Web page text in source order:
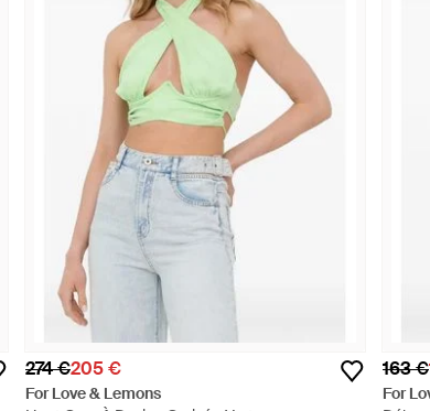
274 €205 €
For Love & Lemons
163 €
For